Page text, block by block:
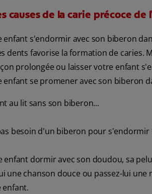
causes de la carie précoce de
enfant s'endormir avec son biberon
dents favorise la formation de caries.
prolongée ou laisser votre enfant
enfant se promener avec son biberon
au lit sans son biberon...
besoin d'un biberon pour s'endormir
enfant dormir avec son doudou, sa
une chanson douce ou passez-lui une
enfant.